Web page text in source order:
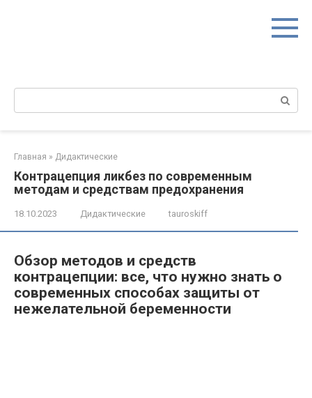
Поиск:
Главная » Дидактические
Контрацепция ликбез по современным
методам и средствам предохранения
18.10.2023 Дидактические tauroskiff
Обзор методов и средств
контрацепции: все, что нужно знать о
современных способах защиты от
нежелательной беременности